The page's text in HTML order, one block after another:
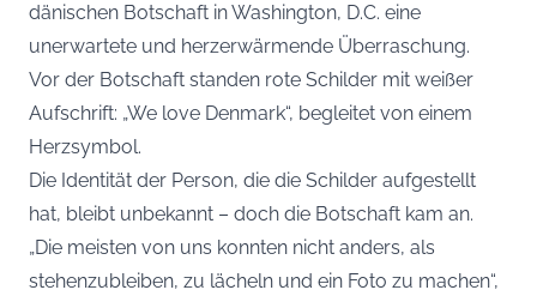
dänischen Botschaft in Washington, D.C. eine
unerwartete und herzerwärmende Überraschung.
Vor der Botschaft standen rote Schilder mit weißer
Aufschrift: „We love Denmark“, begleitet von einem
Herzsymbol.
Die Identität der Person, die die Schilder aufgestellt
hat, bleibt unbekannt – doch die Botschaft kam an.
„Die meisten von uns konnten nicht anders, als
stehenzubleiben, zu lächeln und ein Foto zu machen“,